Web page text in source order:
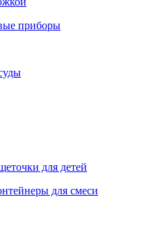
приборы
для детей
для смеси